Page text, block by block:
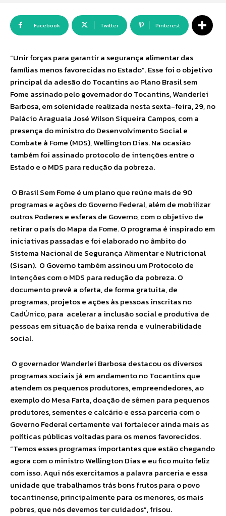
Facebook Twitter Pinterest
“Unir forças para garantir a segurança alimentar das
famílias menos favorecidas no Estado”. Esse foi o objetivo
principal da adesão do Tocantins ao Plano Brasil sem
Fome assinado pelo governador do Tocantins, Wanderlei
Barbosa, em solenidade realizada nesta sexta-feira, 29, no
Palácio Araguaia José Wilson Siqueira Campos, com a
presença do ministro do Desenvolvimento Social e
Combate à Fome (MDS), Wellington Dias. Na ocasião
também foi assinado protocolo de intenções entre o
Estado e o MDS para redução da pobreza.
O Brasil Sem Fome é um plano que reúne mais de 90
programas e ações do Governo Federal, além de mobilizar
outros Poderes e esferas de Governo, com o objetivo de
retirar o país do Mapa da Fome. O programa é inspirado em
iniciativas passadas e foi elaborado no âmbito do
Sistema Nacional de Segurança Alimentar e Nutricional
(Sisan). O Governo também assinou um Protocolo de
Intenções com o MDS para redução da pobreza. O
documento prevê a oferta, de forma gratuita, de
programas, projetos e ações às pessoas inscritas no
CadÚnico, para acelerar a inclusão social e produtiva de
pessoas em situação de baixa renda e vulnerabilidade
social.
O governador Wanderlei Barbosa destacou os diversos
programas sociais já em andamento no Tocantins que
atendem os pequenos produtores, empreendedores, ao
exemplo do Mesa Farta, doação de sêmen para pequenos
produtores, sementes e calcário e essa parceria com o
Governo Federal certamente vai fortalecer ainda mais as
políticas públicas voltadas para os menos favorecidos.
“Temos esses programas importantes que estão chegando
agora com o ministro Wellington Dias e eu fico muito feliz
com isso. Aqui nós exercitamos a palavra parceria e essa
unidade que trabalhamos trás bons frutos para o povo
tocantinense, principalmente para os menores, os mais
pobres, que nós devemos ter cuidados”, frisou.